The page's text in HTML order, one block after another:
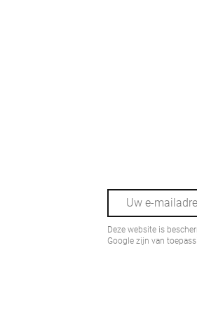
Deze website is
Google zijn van